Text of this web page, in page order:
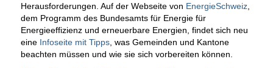
Herausforderungen. Auf der Webseite von EnergieSchweiz,
dem Programm des Bundesamts für Energie für
Energieeffizienz und erneuerbare Energien, findet sich neu
eine Infoseite mit Tipps, was Gemeinden und Kantone
beachten müssen und wie sie sich vorbereiten können.